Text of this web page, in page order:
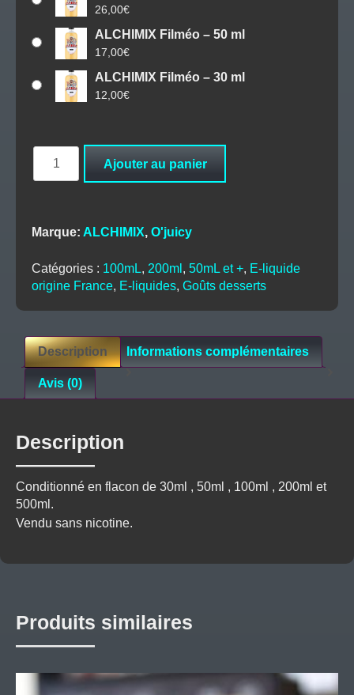
26,00€
ALCHIMIX Filméo – 50 ml
17,00€
ALCHIMIX Filméo – 30 ml
12,00€
Ajouter au panier
Marque: ALCHIMIX, O'juicy
Catégories : 100mL, 200ml , 50mL et +, E-liquide
origine France, E-liquides, Goûts desserts
Description Informations complémentaires
Avis (0)
Description
Conditionné en flacon de 30ml , 50ml , 100ml , 200ml et
500ml.
Vendu sans nicotine.
Produits similaires